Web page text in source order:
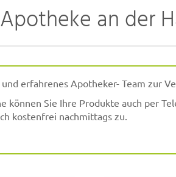
an der
erfahrenes Apotheker- Team zur
Sie Ihre Produkte auch per
kostenfrei nachmittags zu.